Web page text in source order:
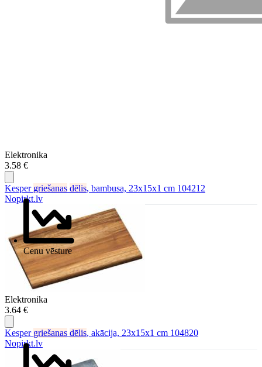
Elektronika
3.58 €
Cenu vēsture
Kesper griešanas dēlis, bambusa, 23x15x1 cm 104212
Nopirkt.lv
Elektronika
3.64 €
Kesper griešanas dēlis, akācija, 23x15x1 cm 104820
Nopirkt.lv